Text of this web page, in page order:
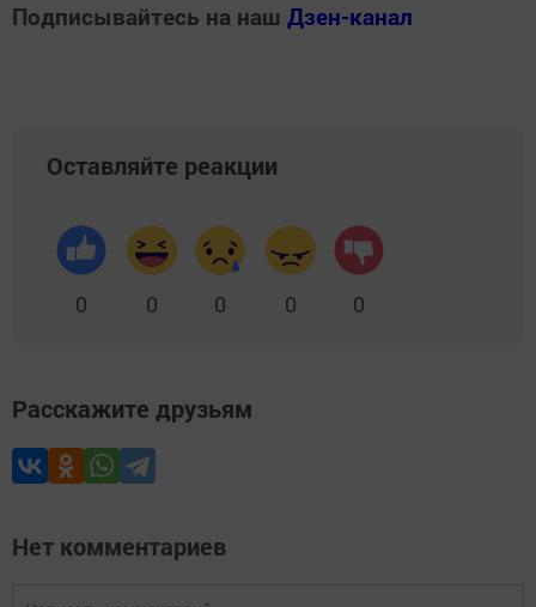
Подписывайтесь на наш Дзен-канал
Оставляйте реакции
0 0 0 0 0
Расскажите друзьям
Нет комментариев